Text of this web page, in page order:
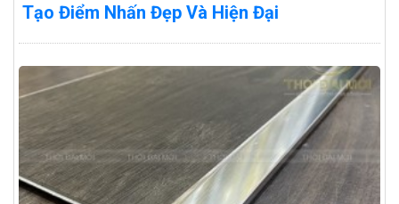
Tạo Điểm Nhấn Đẹp Và Hiện Đại